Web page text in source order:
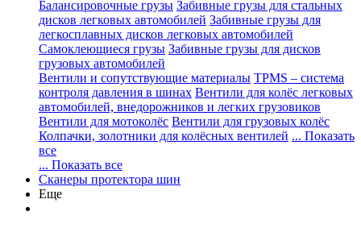
Балансировочные грузы Забивные грузы для стальных
дисков легковых автомобилей Забивные грузы для
легкосплавных дисков легковых автомобилей
Самоклеющиеся грузы Забивные грузы для дисков
грузовых автомобилей
Вентили и сопутствующие материалы TPMS – система
контроля давления в шинах Вентили для колёс легковых
автомобилей, внедорожников и легких грузовиков
Вентили для мотоколёс Вентили для грузовых колёс
Колпачки, золотники для колёсных вентилей ... Показать
все
... Показать все
Сканеры протектора шин
Еще